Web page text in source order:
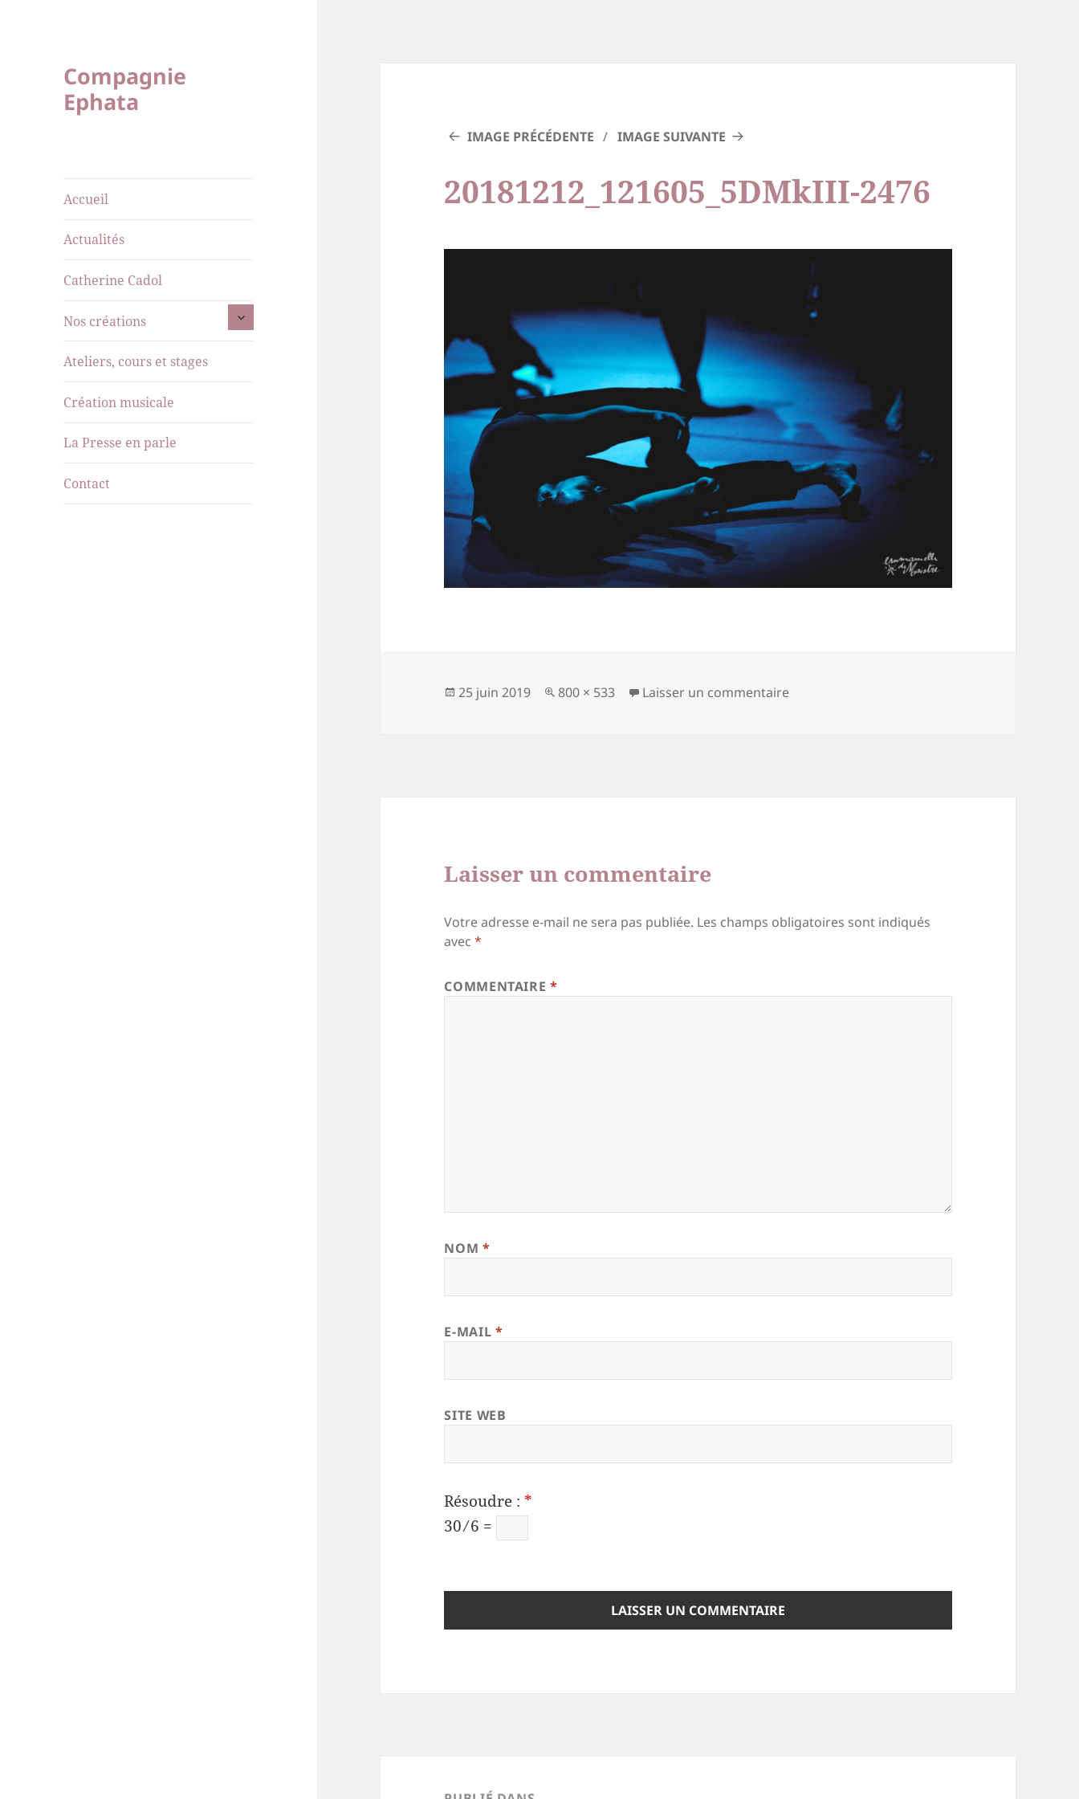
Compagnie
Ephata
Accueil
Actualités
Catherine Cadol
Nos créations
ouvrir
le
Ateliers, cours et stages
Création musicale
La Presse en parle
Contact
IMAGE PRÉCÉDENTE IMAGE SUIVANTE
20181212_121605_5DMkIII-2476
Publié
25 juin 2019
Taille
800 × 533 Laisser un commentairesur 20181212_121605_5DMkIII-2476
Laisser un commentaire
Votre adresse e-mail ne sera pas publiée. Les champs obligatoires sont indiqués
avec*
COMMENTAIRE*
NOM *
E-MAIL *
SITE WEB
Résoudre : *
30 ⁄ 6 =